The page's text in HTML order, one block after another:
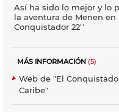
Así ha sido lo mejor y lo
la aventura de Menen en
Conquistador 22''
MÁS INFORMACIÓN (5)
Web de "El
Caribe"